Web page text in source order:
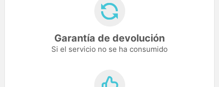
Garantía de devolución
Si el servicio no se ha consumido